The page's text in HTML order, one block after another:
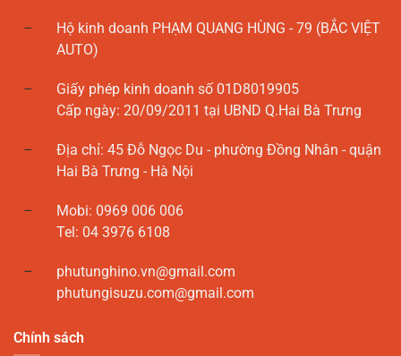
Hộ kinh doanh PHẠM QUANG HÙNG - 79 (BẮC VIỆT
AUTO)
Giấy phép kinh doanh số 01D8019905
Cấp ngày: 20/09/2011 tại UBND Q.Hai Bà Trưng
Địa chỉ: 45 Đỗ Ngọc Du - phường Đồng Nhân - quận
Hai Bà Trưng - Hà Nội
Mobi: 0969 006 006
Tel: 04 3976 6108
phutunghino.vn@gmail.com
phutungisuzu.com@gmail.com
Chính sách